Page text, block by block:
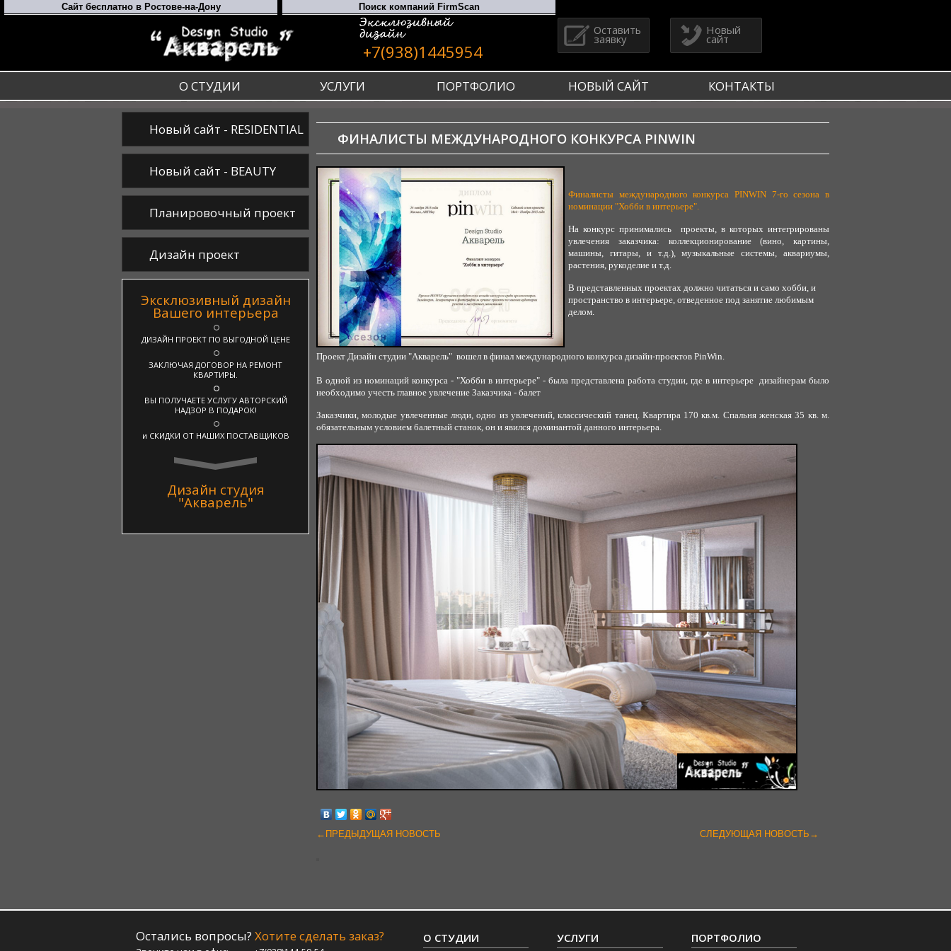
+7(938)1445954
Оставить
заявку
Новый
сайт
О СТУДИИ УСЛУГИ ПОРТФОЛИО НОВЫЙ САЙТ КОНТАКТЫ
Новый сайт - RESIDENTIAL
Новый сайт - BEAUTY
Планировочный проект
Дизайн проект
Эксклюзивный дизайн
Вашего интерьера
ДИЗАЙН ПРОЕКТ ПО ВЫГОДНОЙ ЦЕНЕ
ЗАКЛЮЧАЯ ДОГОВОР НА РЕМОНТ
КВАРТИРЫ.
ВЫ ПОЛУЧАЕТЕ УСЛУГУ АВТОРСКИЙ
НАДЗОР В ПОДАРОК!
и СКИДКИ ОТ НАШИХ ПОСТАВЩИКОВ
Дизайн студия
"Акварель"
ФИНАЛИСТЫ МЕЖДУНАРОДНОГО КОНКУРСА PINWIN
Финалисты международного конкурса PINWIN 7-го сезона в
номинации "Хобби в интерьере".
На конкурс принимались проекты, в которых интегрированы
увлечения заказчика: коллекционирование (вино, картины,
машины, гитары, и т.д.), музыкальные системы, аквариумы,
растения, рукоделие и т.д.
В представленных проектах должно читаться и само хобби, и
пространство в интерьере, отведенное под занятие любимым
делом.
Проект Дизайн студии "Акварель" вошел в финал международного конкурса дизайн-проектов PinWin.
В одной из номинаций конкурса - "Хобби в интерьере" - была представлена работа студии, где в интерьере дизайнерам было
необходимо учесть главное увлечение Заказчика - балет
Заказчики, молодые увлеченные люди, одно из увлечений, классический танец. Квартира 170 кв.м. Спальня женская 35 кв. м.
обязательным условием балетный станок, он и явился доминантой данного интерьера.
←ПРЕДЫДУЩАЯ НОВОСТЬ СЛЕДУЮЩАЯ НОВОСТЬ→
Остались вопросы? Хотите сделать заказ? О СТУДИИ УСЛУГИ ПОРТФОЛИО